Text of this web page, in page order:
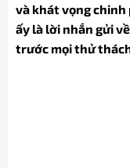
và khát vọng chinh
ấy là lời nhắn gửi
trước mọi thử